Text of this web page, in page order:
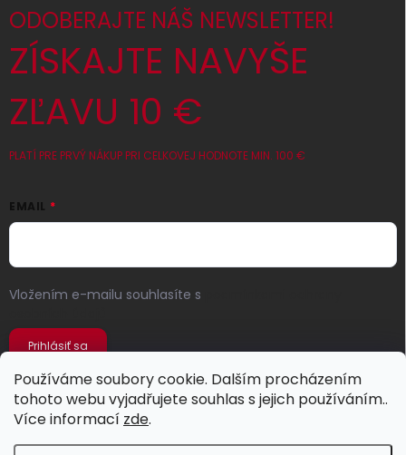
Používáme soubory cookie. Dalším procházením
tohoto webu vyjadřujete souhlas s jejich používáním..
Více informací zde.
ODOBERAJTE NÁŠ NEWSLETTER!
ZÍSKAJTE NAVYŠE
ZĽAVU 10 €
PLATÍ PRE PRVÝ NÁKUP PRI CELKOVEJ HODNOTE MIN. 100 €
EMAIL
Vložením e-mailu souhlasíte s
Prihlásiť sa